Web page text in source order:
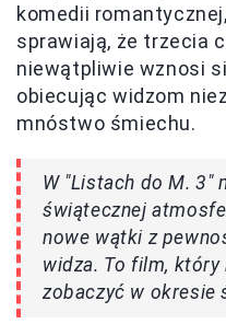
komedii
sprawiają, że trzecia
niewątpliwie wznosi
obiecując widzom
mnóstwo śmiechu.
W "Listach do M. 3"
świątecznej
nowe wątki z
widza. To film,
zobaczyć w okresie